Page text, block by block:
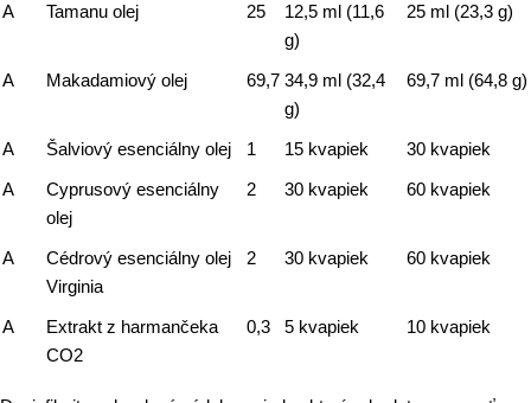
A
Tamanu olej 25
12,5 ml (11,6
g)
25 ml (23,3 g)
A Makadamiový olej 69,7 34,9 ml (32,4
g)
69,7 ml (64,8 g)
A Šalviový esenciálny olej 1 15 kvapiek
30 kvapiek
A
Cyprusový esenciálny
olej
2 30 kvapiek 60 kvapiek
A
Cédrový esenciálny olej
Virginia
2 30 kvapiek 60 kvapiek
A
Extrakt z harmančeka
CO2
0,3 5 kvapiek 10 kvapiek